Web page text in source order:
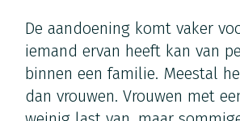
De aandoening komt vaker
iemand ervan heeft kan van
binnen een familie. Meestal
dan vrouwen. Vrouwen met